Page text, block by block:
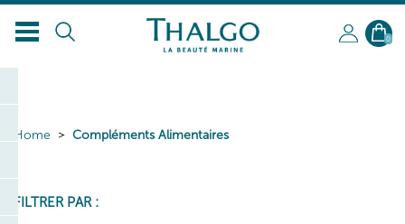
0
Home Compléments Alimentaires
FILTRER PAR :